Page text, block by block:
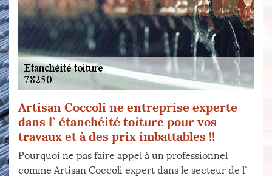
Artisan Coccoli ne entreprise experte
dans l` étanchéité toiture pour vos
travaux et à des prix imbattables !!
Pourquoi ne pas faire appel à un professionnel
comme Artisan Coccoli expert dans le secteur de l`